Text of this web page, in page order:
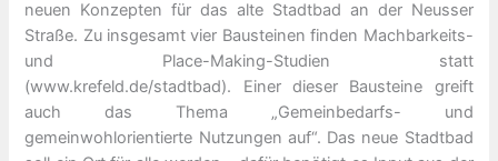
neuen Konzepten für das alte Stadtbad an der Neusser
Straße. Zu insgesamt vier Bausteinen finden Machbarkeits-
und Place-Making-Studien statt
(www.krefeld.de/stadtbad). Einer dieser Bausteine greift
auch das Thema „Gemeinbedarfs- und
gemeinwohlorientierte Nutzungen auf“. Das neue Stadtbad